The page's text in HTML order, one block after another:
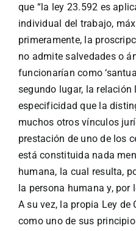
que “la ley 23.592 es
individual del trabajo,
primeramente, la
no admite salvedades o
funcionarían como
segundo lugar, la
especificidad que la
muchos otros vínculos
prestación de uno de los
está constituida nada
humana, la cual resulta,
la persona humana y, por
A su vez, la propia Ley de
como uno de sus